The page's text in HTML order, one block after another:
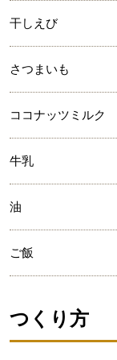
干しえび
さつまいも
ココナッツミルク
牛乳
油
ご飯
つくり方